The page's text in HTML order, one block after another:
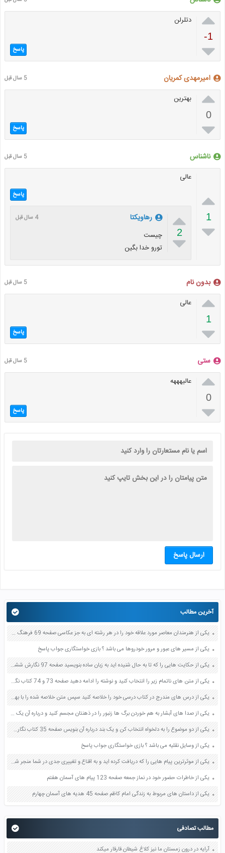

-1

دتلرلن
پاسخ
امیرمهدی کمریان 5 سال قبل

0

بهترین
پاسخ
ناشناس 5 سال قبل

1

عالی
پاسخ

2

رهاویکتا 4 سال قبل
چیست
تورو خدا بگین
بدون نام 5 سال قبل

1

عالی
پاسخ
ستی 5 سال قبل

0

عالیهههه
پاسخ
ارسال پاسخ
آخرین مطالب
یکی از هنرمندان معاصر مورد علاقه خود را در هر رشته ای به جز عکاسی صفحه 69 فرهنگ و هنر نهم
یکی از مسیر های عبور و مرور خودروها می باشد ؟ بازی خواستگاری جواب پاسخ
یکی از حکایت هایی را که تا به حال شنیده اید به زبان ساده بنویسید صفحه 97 نگارش ششم دبستان
یکی از متن های ناتمام زیر را انتخاب کنید و نوشته را ادامه دهید صفحه 73 و 74 کتاب نگارش فارسی پنجم دبستان
یکی از درس های مندرج در کتاب درسی خود را خلاصه کنید سپس متن خلاصه شده را با بهره گیری از روش های دسته بندی نمودار جدول نقشه مفهومی نشان دهید صفحه 118 نگارش یازدهم
یکی از صدا های آبشار به هم خوردن برگ ها زنبور را در ذهنتان مجسم کنید و درباره آن یک بند بنویسید صفحه 11 نگارش پنجم
یکی از دو موضوع را به دلخواه انتخاب کن و یک بند درباره آن بنویس صفحه 35 کتاب نگارش فارسی سوم
یکی از وسایل نقلیه می باشد ؟ بازی خواستگاری جواب پاسخ
یکی از موثرترین پیام هایی را که دریافت کرده اید و به اقناع و تغییری جدی در شما منجر شده است برسی کنید و علت این تاثیر گذاری قابل توجه را بنویسید صفحه 52 تفکر و سواد رسانه ای دهم
یکی از خاطرات حضور خود در نماز جمعه صفحه 123 پیام های آسمان هفتم
یکی از داستان های مربوط به زندگی امام کاظم صفحه 45 هدیه های آسمان چهارم
مطالب تصادفی
آرایه در درون زمستان ما نیز کلاغ شیطان قارقار میکند